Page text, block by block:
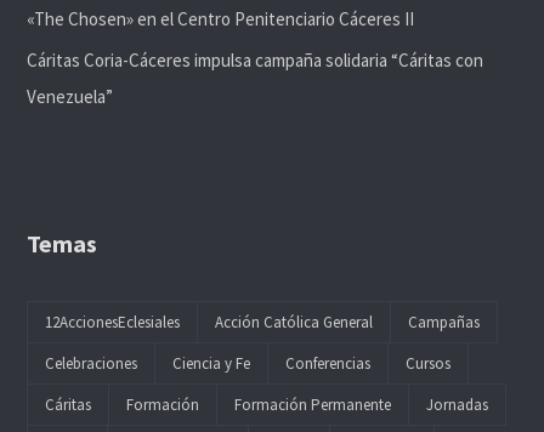
«The Chosen» en el Centro Penitenciario Cáceres II
Cáritas Coria-Cáceres impulsa campaña solidaria “Cáritas con
Venezuela”
Temas
12AccionesEclesiales Acción Católica General
Campañas
Celebraciones
Ciencia y Fe Conferencias
Cursos
Cáritas
Formación Formación Permanente
Jornadas